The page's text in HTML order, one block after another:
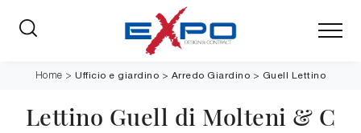
Home >Ufficio e giardino > Arredo Giardino > Guell Lettino
Lettino Guell di Molteni & C